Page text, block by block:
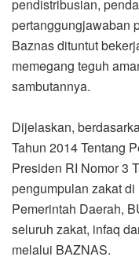
pendistribusian,
pertanggungjawaban
Baznas dituntut
memegang teguh
sambutannya.
Dijelaskan,
Tahun 2014 Tentang
Presiden RI Nomor 3
pengumpulan zakat
Pemerintah Daerah,
seluruh zakat, infaq
melalui BAZNAS.